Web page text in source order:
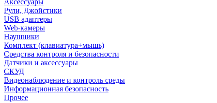
Аксессуары
Рули, Джойстики
USB адаптеры
Web-камеры
Наушники
Комплект (клавиатура+мышь)
Средства контроля и безопасности
Датчики и аксессуары
СКУД
Видеонаблюдение и контроль среды
Информационная безопасность
Прочее